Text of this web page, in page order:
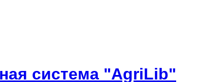
система "AgriLib"